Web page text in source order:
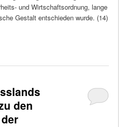
und Wirtschaftsordnung, lange
Gestalt entschieden wurde. (14)
den